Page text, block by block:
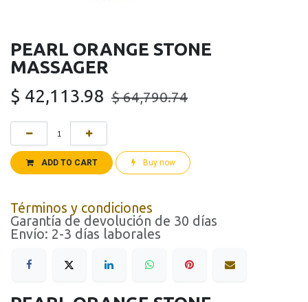
PEARL ORANGE STONE
MASSAGER
$ 42,113.98 $64,790.74
ADD TO CART Buy now
Términos y condiciones
Garantía de devolución de 30 días
Envío: 2-3 días laborales